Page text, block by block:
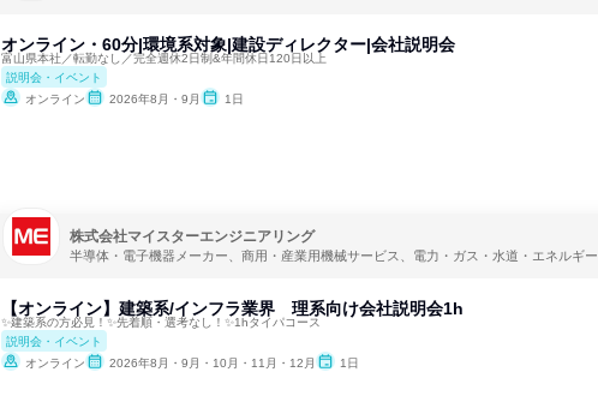
オンライン・60分|環境系対象|建設ディレクター|会社説明会
富山県本社／転勤なし／完全週休2日制&年間休日120日以上
説明会・イベント
オンライン
2026年8月・9月 1日
株式会社マイスターエンジニアリング
半導体・電子機器メーカー、商用・産業用機械サービス、電力・ガス・水道・エネルギー
【オンライン】建築系/インフラ業界 理系向け会社説明会1h
✨建築系の方必見！✨先着順・選考なし！✨1hタイパコース
説明会・イベント
オンライン
2026年8月・9月・10月・11月・12月 1日